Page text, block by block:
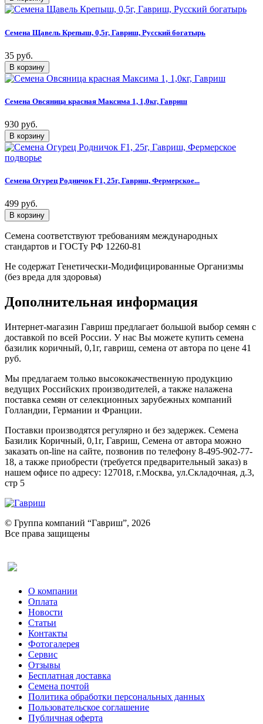
Семена Щавель Крепыш, 0,5г, Гавриш, Русский богатырь
35 руб.
Семена Овсяница красная Максима 1, 1,0кг, Гавриш
930 руб.
Семена Огурец Родничок F1, 25г, Гавриш, Фермерское...
499 руб.
Семена соответствуют требованиям международных
стандартов и ГОСТу РФ 12260-81
Не содержат Генетически-Модифицированные Организмы
(без вреда для здоровья)
Дополнительная информация
Интернет-магазин Гавриш предлагает большой выбор семян с
доставкой по всей России. У нас Вы можете купить семена
базилик коричный, 0,1г, гавриш, семена от автора по цене 41
руб.
Мы предлагаем только высококачественную продукцию
ведущих Российских производителей, а также налажена
поставка семян от селекционных зарубежных компаний
Голландии, Германии и Франции.
Поставки производятся регулярно и без задержек. Семена
Базилик Коричный, 0,1г, Гавриш, Семена от автора можно
заказать on-line на сайте, позвонив по телефону 8-495-902-77-
18, а также приобрести (требуется предварительный заказ) в
нашем офисе по адресу: 127018, г.Москва, ул.Складочная, д.3,
стр 5
© Группа компаний “Гавриш”, 2026
Все права защищены
О компании
Оплата
Новости
Статьи
Контакты
Фотогалерея​
Сервис
Отзывы
Бесплатная доставка
Семена почтой
Политика обработки персональных данных
Пользовательское соглашение
Публичная оферта